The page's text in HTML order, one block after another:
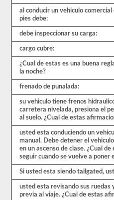
las
preguntas
con
las
que
te
encontrarás
hacen
pasar
muy
fácil.
Tenemos
400
preguntas
que
pertenecen
examen
Conocimiento
general
distribuidas
al conducir un vehiculo
pies debe:
debe inspeccionar su carga:
cargo cubre:
¿Cual de estas es una buena
la noche?
frenado de punalada:
su vehiculo tiene frenos
carretera nivelada, presiona el
al suelo. ¿Cual de estas
usted esta conduciendo un
manual. Debe detener el
en un ascenso de clase. ¿Cual
seguir cuando se vuelve a poner
Si usted esta siendo tailgated,
usted esta revisando sus ruedas
previa al viaje. ¿Cual de estas